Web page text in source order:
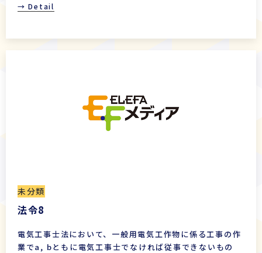
→ Detail
未分類
法令8
電気工事士法において、一般用電気工作物に係る工事の作
業でa, bともに電気工事士でなければ従事できないもの